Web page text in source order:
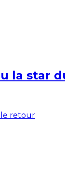
la star
le retour